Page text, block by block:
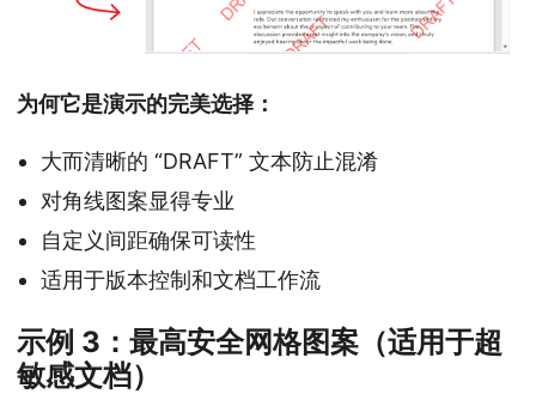
为何它是演示的完美选择：
大而清晰的 “DRAFT” 文本防止混淆
对角线图案显得专业
自定义间距确保可读性
适用于版本控制和文档工作流
示例 3：最高安全网格图案（适用于超
敏感文档）